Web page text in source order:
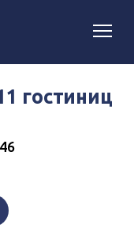
гостиниц